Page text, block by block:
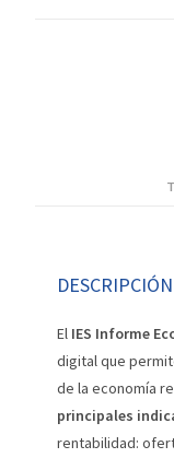
DESCRIPCIÓN
El IES Informe
digital que
de la economía
principales
rentabilidad: